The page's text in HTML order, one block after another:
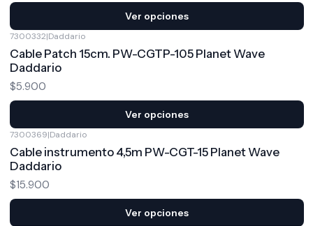
Ver opciones
7300332|Daddario
Cable Patch 15cm. PW-CGTP-105 Planet Wave
Daddario
$5.900
Ver opciones
7300369|Daddario
Cable instrumento 4,5m PW-CGT-15 Planet Wave
Daddario
$15.900
Ver opciones